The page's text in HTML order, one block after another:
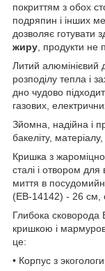
покриттям з обох
подряпин і інших
дозволяє готувати
жиру , продукти не
Литий алюмінієвий
розподілу тепла і
дно чудово
газових,
Зйомна, надійна і
бакеліту,
Кришка з
сталі і отвором
миття в
(EB-14142) - 26 см,
Глибока сковорода
кришкою і
це:
• Корпус з